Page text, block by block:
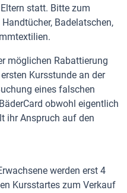
statt. Bitte zum
Badelatschen,
möglichen Rabattierung
Kursstunde an der
eines falschen
obwohl eigentlich
ihr Anspruch auf den
werden erst 4
Kursstartes zum Verkauf